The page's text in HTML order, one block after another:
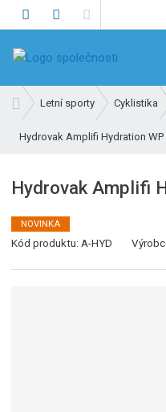
v
o
í
t
r
Letní sporty Cyklistika
Hydrovak Amplifi Hydration WP
Hydrovak Amplifi
NOVINKA
Kód produktu: A-HYD